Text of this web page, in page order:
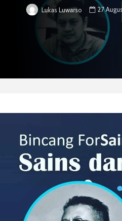
Lukas Luwarso 27